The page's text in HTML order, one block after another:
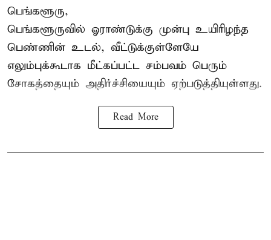
பெங்களூரு,
பெங்களூருவில் ஓராண்டுக்கு முன்பு உயிரிழந்த
பெண்ணின் உடல், வீட்டுக்குள்ளேயே
எலும்புக்கூடாக மீட்கப்பட்ட சம்பவம் பெரும்
சோகத்தையும் அதிர்ச்சியையும் ஏற்படுத்தியுள்ளது.
Read More